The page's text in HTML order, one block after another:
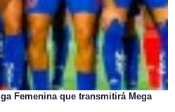
Femenina que transmitirá Mega